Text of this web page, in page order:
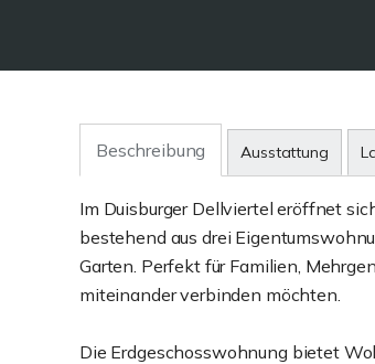
Beschreibung Ausstattung
Im Duisburger Dellviertel eröffnet
bestehend aus drei
Garten. Perfekt für Familien,
miteinander verbinden möchten.
Die Erdgeschosswohnung bietet